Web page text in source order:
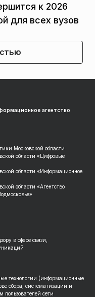
к 2026
для всех вузов
агентство
Московской области
области «Цифровые
области «Информационное
области «Агентство
в сфере связи,
технологии (информационные
сбора, систематизации и
пользователей сети